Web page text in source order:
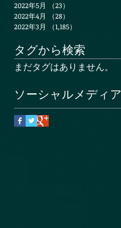
2022年5月
（23）
2022年4月
（28）
2022年3月
（1,185）
タグから検索
まだタグはありません。
ソーシャルメディア